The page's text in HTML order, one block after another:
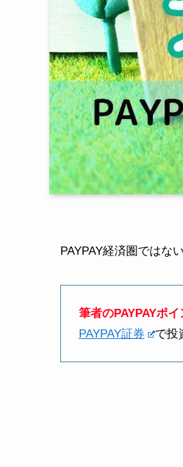
PAYPAY経済圏ではな
筆者のPAYPAYポ
PAYPAY証券
で投